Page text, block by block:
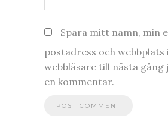
Spara mitt namn, min
postadress och webbplats
webbläsare till nästa gång
en kommentar.